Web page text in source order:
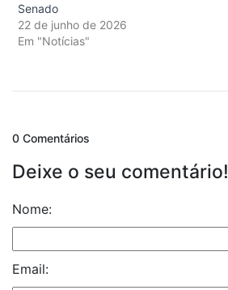
Senado
22 de junho de 2026
Em "Notícias"
0 Comentários
Deixe o seu comentário!
Nome:
Email: